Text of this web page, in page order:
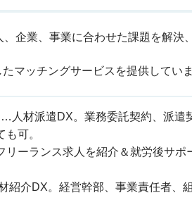
企業、事業に合わせた課題を解決
マッチングサービスを提供していま
…人材派遣DX。業務委託契約、派遣
可。
リーランス求人を紹介＆就労後サポ
紹介DX。経営幹部、事業責任者、